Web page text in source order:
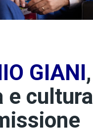
GIANI,
e cultura